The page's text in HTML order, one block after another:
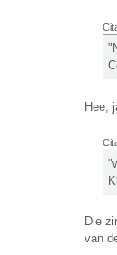
Hee,
Die
van